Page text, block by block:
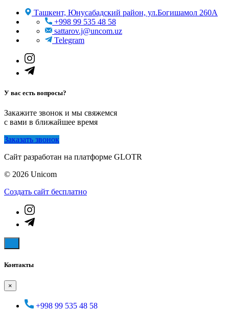
Ташкент, Юнусабадский район, ул.Богишамол 260А
+998 99 535 48 58
sattarov.j@uncom.uz
Telegram
У вас есть вопросы?
Закажите звонок и мы свяжемся
с вами в ближайшее время
Заказать звонок
Сайт разработан на платформе GLOTR
© 2026 Unicom
Создать cайт бесплатно
Контакты
×
+998 99 535 48 58